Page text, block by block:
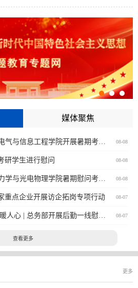
安全与能源安全供给”主题，共同探讨煤炭科技
路径。中国工程院院士、校党委副书记、校长袁
国工程院主席团成员、中国科协原副主席、
媒体聚焦
08-08
盛夏送清凉 暖心助考研 | 电气与信息工程学院开展暑期考研学生慰问活动
08-08
研学生进行慰问
08-08
盛夏送清凉 聚力助研途 | 力学与光电物理学院暑期慰问考研学子
08-07
重点企业开展访企拓岗专项行动
08-07
炎炎夏日送凉意 浓浓关怀暖人心 | 总务部开展后勤一线慰问活动
查看更多
更多